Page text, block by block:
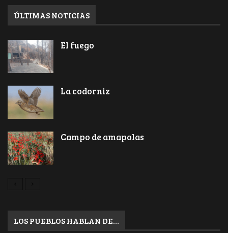
ÚLTIMAS NOTICIAS
El fuego
La codorniz
Campo de amapolas
LOS PUEBLOS HABLAN DE…